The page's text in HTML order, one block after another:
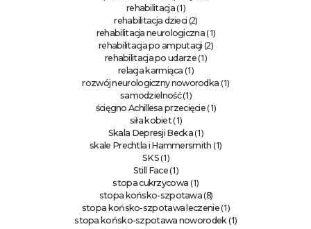
rehabilitacja(1)
rehabilitacja dzieci (2)
rehabilitacja neurologiczna(1)
rehabilitacja po amputacji (2)
rehabilitacja po udarze(1)
relacja karmiąca (1)
rozwój neurologiczny noworodka (1)
samodzielność(1)
ścięgno Achillesa przecięcie (1)
siła kobiet(1)
Skala Depresji Becka(1)
skale Prechtla i Hammersmith (1)
SKS(1)
Still Face(1)
stopa cukrzycowa (1)
stopa końsko-szpotawa (8)
stopa końsko-szpotawa leczenie(1)
stopa końsko-szpotawa noworodek(1)